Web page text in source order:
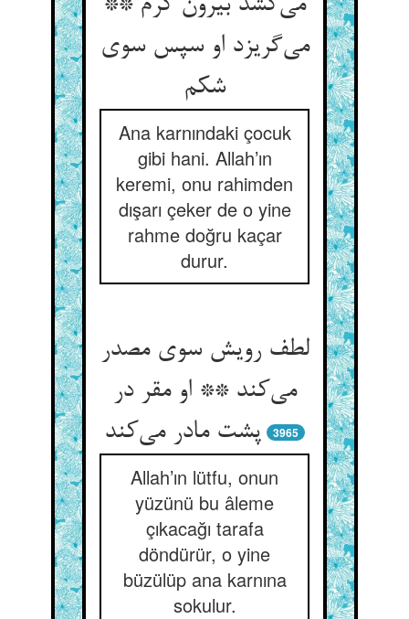
می‌گریزد او سپس سوی
شکم
Ana karnındaki çocuk
gibi hani. Allah’ın
keremi, onu rahimden
dışarı çeker de o yine
rahme doğru kaçar
durur.
لطف رویش سوی مصدر
می‌کند ** او مقر در
پشت مادر می‌کند
3965
Allah’ın lütfu, onun
yüzünü bu âleme
çıkacağı tarafa
döndürür, o yine
büzülüp ana karnına
sokulur.